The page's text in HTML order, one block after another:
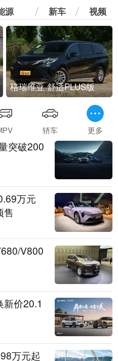
源 新车 视频
格瑞维亚 舒适PLUS版
轿车 更多
突破200
万元
售
V800
价20.1
万元起